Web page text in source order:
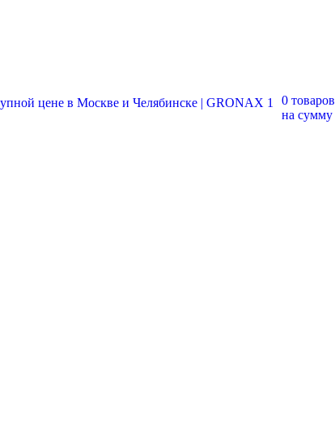
0 товаров
на сумму